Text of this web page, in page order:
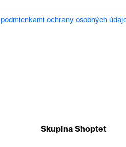
podmienkami ochrany osobných
Skupina Shoptet